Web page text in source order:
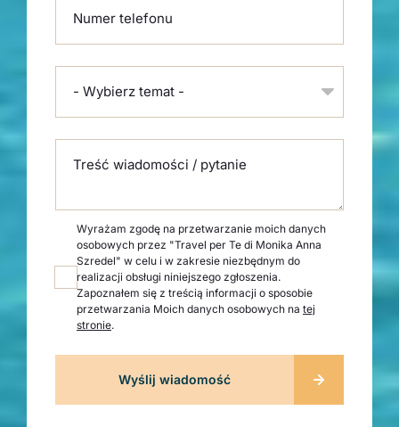
Numer telefonu
- Wybierz temat -
Treść wiadomości / pytanie
Wyrażam zgodę na przetwarzanie moich danych
osobowych przez "Travel per Te di Monika Anna
Szredel" w celu i w zakresie niezbędnym do
realizacji obsługi niniejszego zgłoszenia.
Zapoznałem się z treścią informacji o sposobie
przetwarzania Moich danych osobowych na tej
stronie.